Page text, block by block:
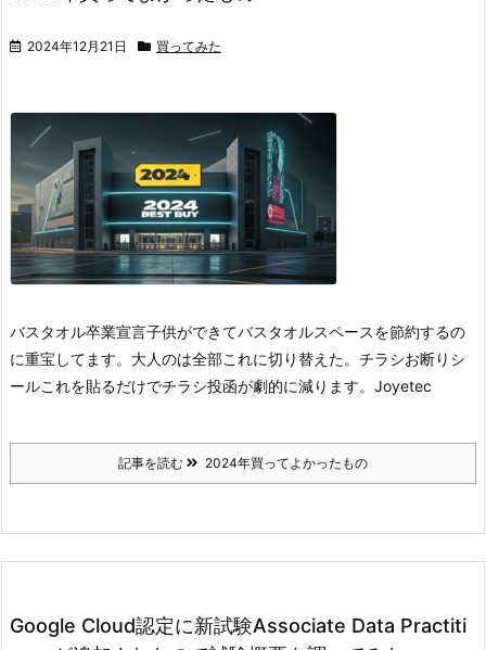
2024年12月21日 買ってみた
バスタオル卒業宣言子供ができてバスタオルスペースを節約するの
に重宝してます。 大人のは全部これに切り替えた。 チラシお断りシ
ールこれを貼るだけでチラシ投函が劇的に減ります。 Joyetec
記事を読む 2024年買ってよかったもの
Google Cloud認定に新試験Associate Data Practiti